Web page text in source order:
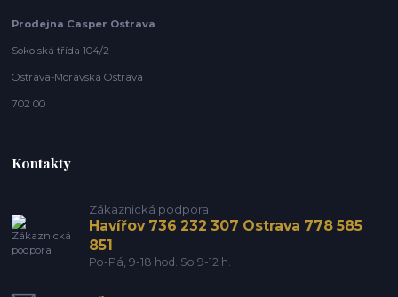
Prodejna Casper Ostrava
Sokolská třída 104/2
Ostrava-Moravská Ostrava
702 00
Kontakty
Zákaznická podpora
Havířov 736 232 307 Ostrava 778 585
851
Po-Pá, 9-18 hod. So 9-12 h.